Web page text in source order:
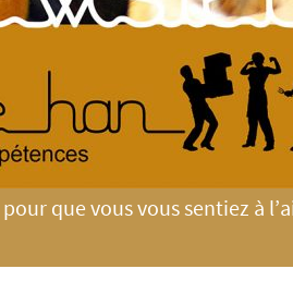
que vous vous sentiez à